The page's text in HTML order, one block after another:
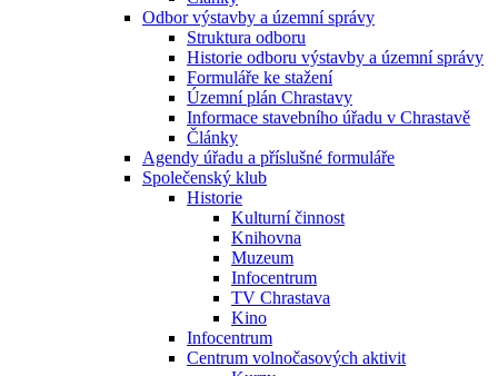
Odbor výstavby a územní správy
Struktura odboru
Historie odboru výstavby a územní správy
Formuláře ke stažení
Územní plán Chrastavy
Informace stavebního úřadu v Chrastavě
Články
Agendy úřadu a příslušné formuláře
Společenský klub
Historie
Kulturní činnost
Knihovna
Muzeum
Infocentrum
TV Chrastava
Kino
Infocentrum
Centrum volnočasových aktivit